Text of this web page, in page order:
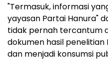
"Termasuk, informasi
yayasan Partai Hanura"
tidak pernah tercantum
dokumen hasil
dan menjadi konsumsi